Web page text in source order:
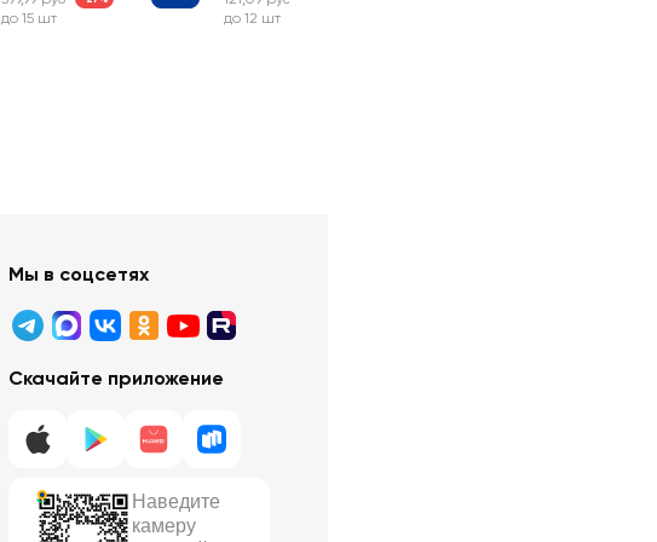
до 15 шт до 12 шт
Мы в соцсетях
Скачайте приложение
Наведите
камеру